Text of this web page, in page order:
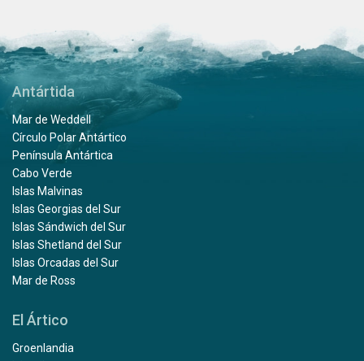
Antártida
Mar de Weddell
Círculo Polar Antártico
Península Antártica
Cabo Verde
Islas Malvinas
Islas Georgias del Sur
Islas Sándwich del Sur
Islas Shetland del Sur
Islas Orcadas del Sur
Mar de Ross
El Ártico
Groenlandia